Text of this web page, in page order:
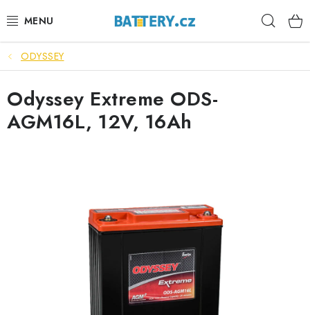
na
VÝHODNÉ SETY
SLUŽBY
AUTOBATERIE
STANIČNÍ BATERIE
BATERIOVÉ BOXY
POWERBANKY
ODYSSEY
Odyssey Extreme ODS-
AGM16L, 12V, 16Ah